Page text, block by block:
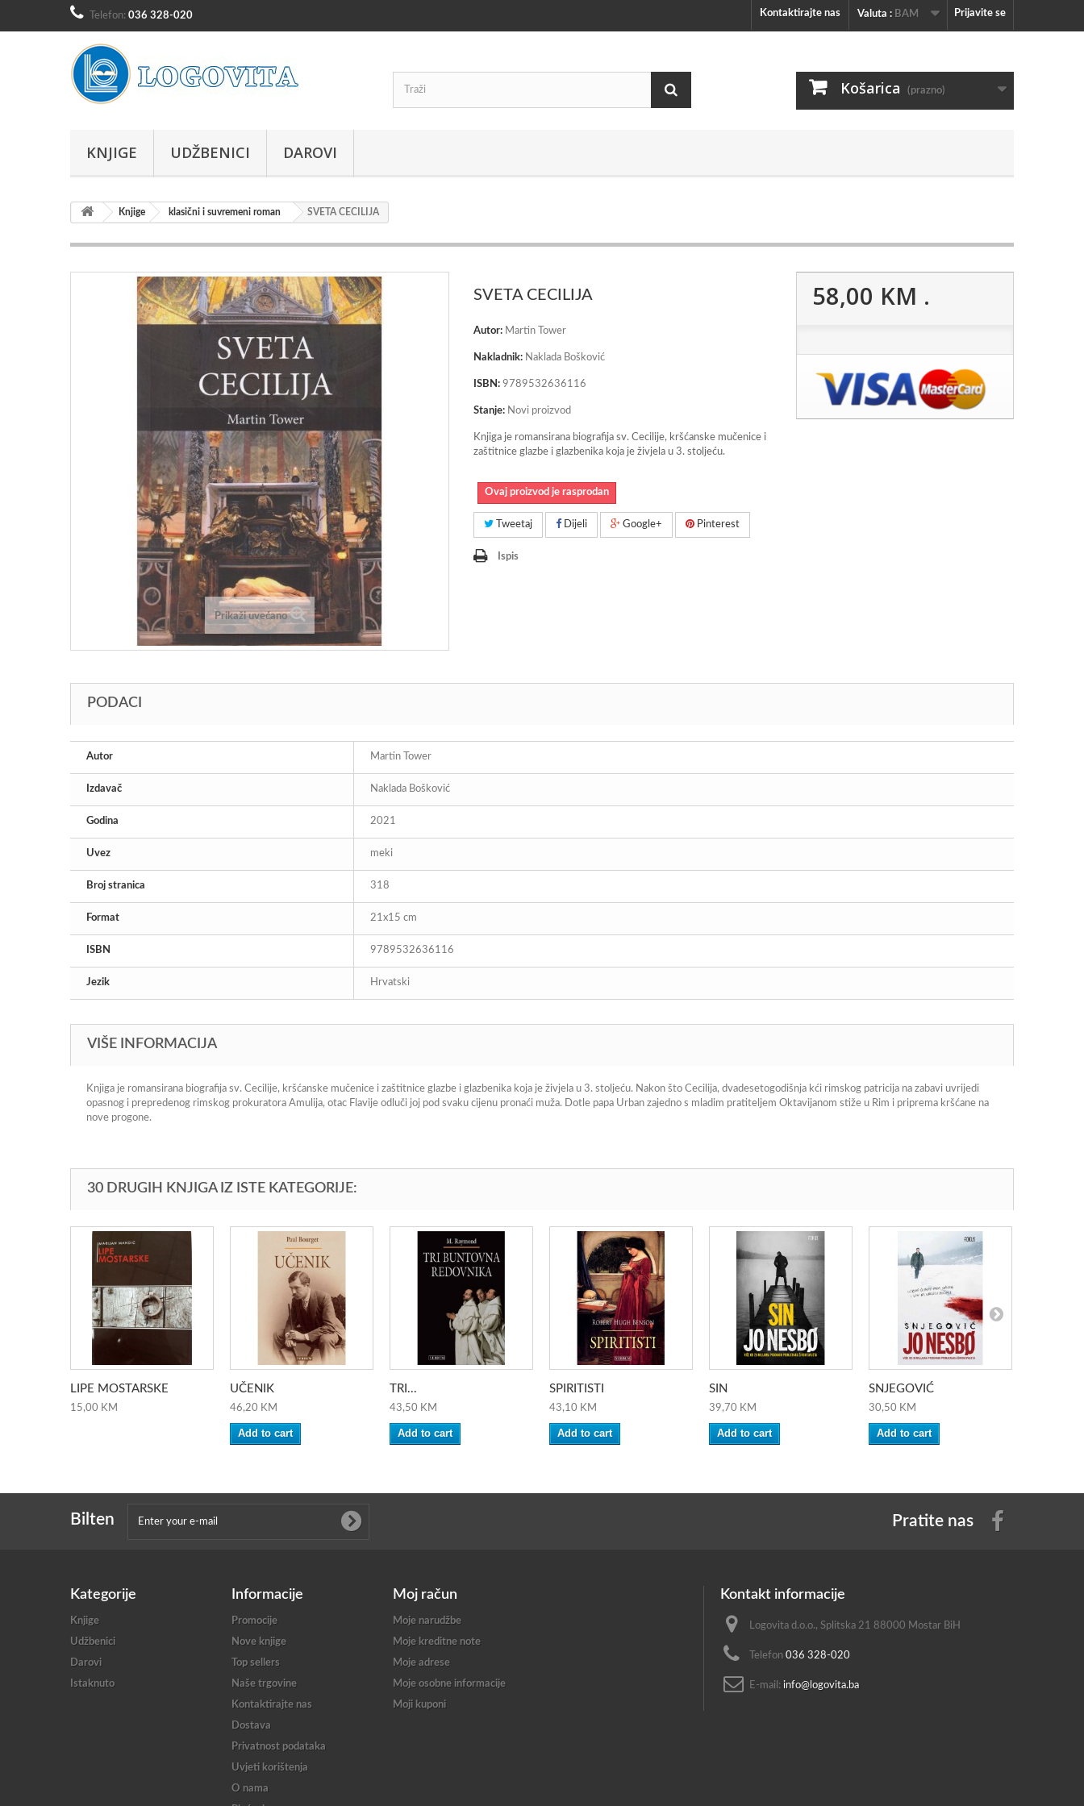
Prijavite se
Valuta : BAM
Kontaktirajte nas
Telefon: 036 328-020
Košarica (prazno)
KNJIGE UDŽBENICI DAROVI
Knjige klasični i suvremeni roman SVETA CECILIJA
Prikaži uvećano
SVETA CECILIJA
Autor: Martin Tower
Nakladnik: Naklada Bošković
ISBN: 9789532636116
Stanje: Novi proizvod
Knjiga je romansirana biografija sv. Cecilije, kršćanske mučenice i
zaštitnice glazbe i glazbenika koja je živjela u 3. stoljeću.
Ovaj proizvod je rasprodan
Tweetaj Dijeli Google+ Pinterest
Ispis
58,00 KM .
PODACI
Autor Martin Tower
Izdavač Naklada Bošković
Godina 2021
Uvez meki
Broj stranica 318
Format 21x15 cm
ISBN 9789532636116
Jezik Hrvatski
VIŠE INFORMACIJA
Knjiga je romansirana biografija sv. Cecilije, kršćanske mučenice i zaštitnice glazbe i glazbenika koja je živjela u 3. stoljeću. Nakon što Cecilija, dvadesetogodišnja kći rimskog patricija na zabavi uvrijedi
opasnog i prepredenog rimskog prokuratora Amulija, otac Flavije odluči joj pod svaku cijenu pronaći muža. Dotle papa Urban zajedno s mladim pratiteljem Oktavijanom stiže u Rim i priprema kršćane na
nove progone.
30 DRUGIH KNJIGA IZ ISTE KATEGORIJE:
LIPE MOSTARSKE
15,00 KM
UČENIK
46,20 KM
Add to cart
TRI...
43,50 KM
Add to cart
SPIRITISTI
43,10 KM
Add to cart
SIN
39,70 KM
Add to cart
SNJEGOVIĆ
30,50 KM
Add to cart
Bilten Pratite nas
Kategorije
Knjige
Udžbenici
Darovi
Istaknuto
Informacije
Promocije
Nove knjige
Top sellers
Naše trgovine
Kontaktirajte nas
Dostava
Privatnost podataka
Uvjeti korištenja
O nama
Moj račun
Moje narudžbe
Moje kreditne note
Moje adrese
Moje osobne informacije
Moji kuponi
Kontakt informacije
Logovita d.o.o., Splitska 21 88000 Mostar BiH
Telefon 036 328-020
E-mail: info@logovita.ba